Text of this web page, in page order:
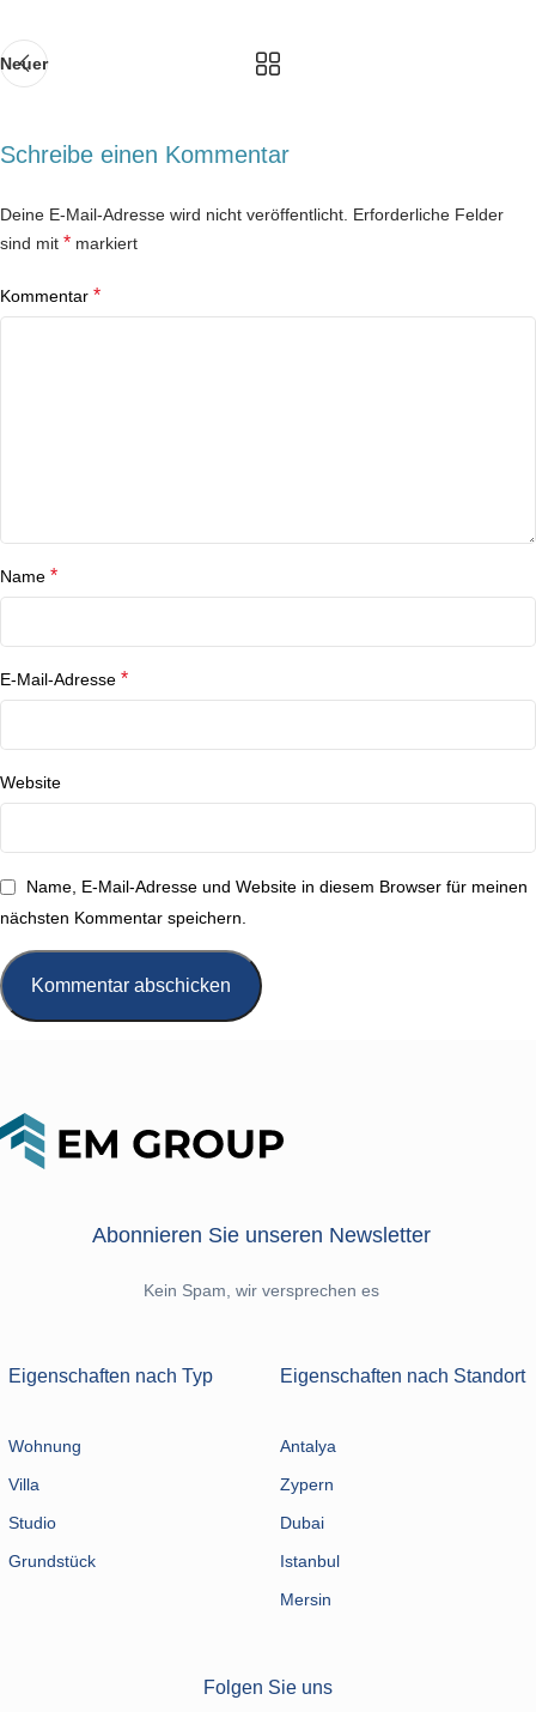
Neuer
Schreibe einen Kommentar
Deine E-Mail-Adresse wird nicht veröffentlicht. Erforderliche Felder
sind mit * markiert
Kommentar *
Name *
E-Mail-Adresse *
Website
Name, E-Mail-Adresse und Website in diesem Browser für meinen
nächsten Kommentar speichern.
Abonnieren Sie unseren Newsletter
Kein Spam, wir versprechen es
Eigenschaften nach Typ
Wohnung
Villa
Studio
Grundstück
Eigenschaften nach Standort
Antalya
Zypern
Dubai
Istanbul
Mersin
Folgen Sie uns